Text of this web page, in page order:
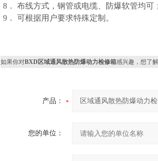
8． 布线方式，钢管或电缆、防爆软管均可；
9． 可根据用户要求特殊定制。
如果你对BXD区域通风散热防爆动力检修箱感兴趣，想了
产品：
您的单位：